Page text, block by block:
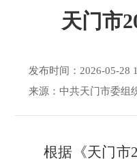
天门市
发布时间：2026-05-28
来源：中共天门市委组
根据《天门市